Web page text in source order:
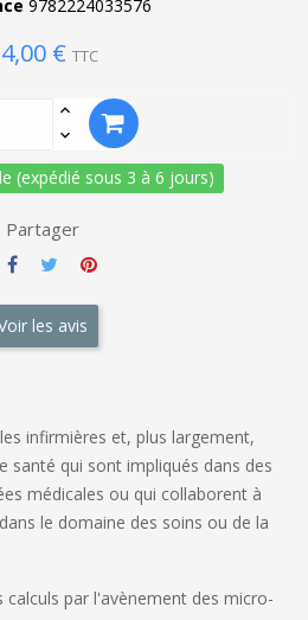
9782224033576
€ TTC
(expédié sous 3 à 6 jours)
Partager
les avis
infirmières et, plus largement,
santé qui sont impliqués dans des
médicales ou qui collaborent à
le domaine des soins ou de la
par l'avènement des micro-